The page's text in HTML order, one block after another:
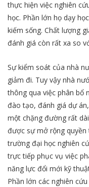
thực hiện việc nghiên
học. Phần lớn họ dạy
kiếm sống. Chất lượng
đánh giá còn rất xa so
Sự kiểm soát của nhà
giảm đi. Tuy vậy nhà
thông qua việc phân bổ
đào tạo, đánh giá dự
một chặng đường rất
được sự mở rộng quyền
trường đại học nghiên
trực tiếp phục vụ việc
năng lực đổi mới kỹ
Phần lớn các nghiên